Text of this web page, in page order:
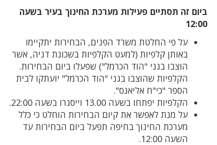
ביום זה תסתיים פעילות מערכת החינוך בעיר בשעה
12:00
על פי החלטת משרד הפנים, הבחירות יתקיימו
באותן קלפיות (למעט הקלפיות בשכונת דניה, אשר
הוצבו בגני "הוד הכרמל") שפעלו ביום הבחירות.
הקלפיות שהוצבו בגני "הוד הכרמל" יועתקו לבית
הספר "כי"ח אליאנס".
הקלפיות יפתחו בשעה 13.00 וייסגרו בשעה 22:00.
על מנת לאפשר את קיום הבחירות הוחלט כי כלל
מערכת החינוך בחיפה תפעל ביום הבחירות עד
השעה 12:00.